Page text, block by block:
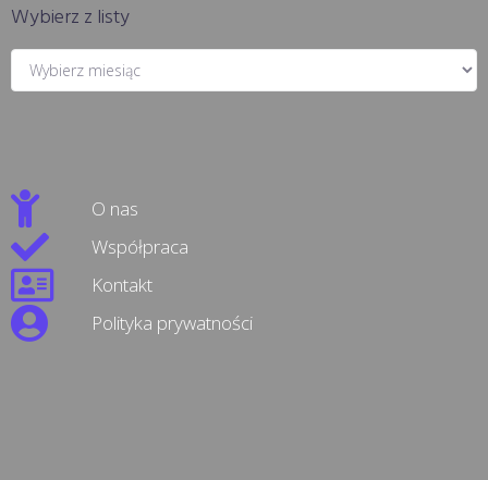
Wybierz z listy
O nas
Współpraca
Kontakt
Polityka prywatności